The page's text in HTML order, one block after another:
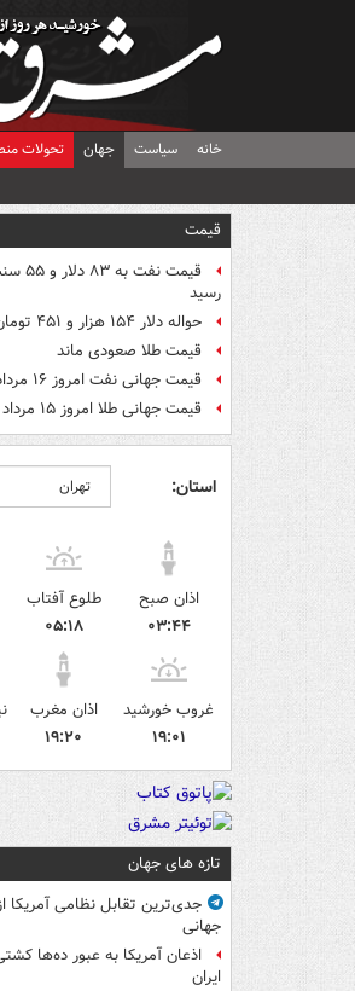
خانه سیاست جهان تحولات
قیمت
قیمت
رسید
حواله دلار ۱۵۴ هزار و ۴۵۱ تومان شد
قیمت طلا صعودی ماند
قیمت جهانی نفت امروز ۱۶ مرداد
قیمت جهانی طلا امروز ۱۵ مرداد
استان:
اذان صبح
۰۳:۴۴
طلوع آفتاب
۰۵:۱۸
غروب خورشید
۱۹:۰۱
اذان مغرب
۱۹:۲۰
تازه های جهان
جدی‌ترین تقابل نظامی آمریکا
جهانی
اذعان آمریکا به عبور ده‌ها
ایران